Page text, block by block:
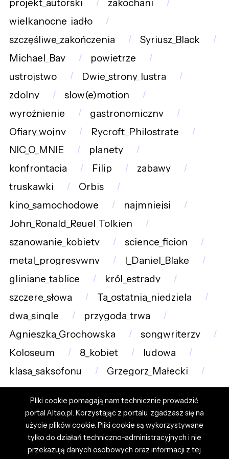
projekt_autorski
zakochani
wielkanocne_jadło
szczęśliwe_zakończenia
Syriusz_Black
Michael_Bay
powietrze
ustrojstwo
Dwie_strony_lustra
zdolny
slow(e)motion
wyrożnienie
gastronomiczny
Ofiary_wojny
Rycroft_Philostrate
NIC_O_MNIE
planety
konfrontacja
Filip
zabawy
truskawki
Orbis
kino_samochodowe
najmniejsi
John_Ronald_Reuel_Tolkien
szanowanie_kobiety
science_ficion
metal_progresywny
I_Daniel_Blake
gliniane_tablice
król_estrady
szczere_słowa
Ta_ostatnia_niedziela
dwa_single
przygoda_trwa
Agnieszka_Grochowska
songwriterzy
Koloseum
8_kobiet
ludowa
klasa_saksofonu
Grzegorz_Małecki
Pliki cookie pomagają nam technicznie prowadzić
portal Altao.pl. Korzystając z portalu, zgadzasz się na
użycie plików cookie. Pliki cookie są wykorzystywane
tylko do działań techniczno-administracyjnych i nie
przekazują danych osobowych oraz informacji z tej